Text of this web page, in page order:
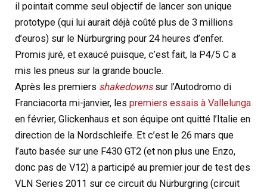
il pointait comme seul objectif de lancer son unique
prototype (qui lui aurait déjà coûté plus de 3 millions
d’euros) sur le Nürburgring pour 24 heures d’enfer.
Promis juré, et exaucé puisque, c’est fait, la P4/5 C a
mis les pneus sur la grande boucle.
Après les premiers shakedownssur l’Autodromo di
Franciacorta mi-janvier, lespremiers essais à Vallelunga
en février, Glickenhaus et son équipe ont quitté l’Italie en
direction de la Nordschleife. Et c’est le 26 mars que
l’auto basée sur une F430 GT2 (et non plus une Enzo,
donc pas de V12) a participé au premier jour de test des
VLN Series 2011 sur ce circuit du Nürburgring (circuit